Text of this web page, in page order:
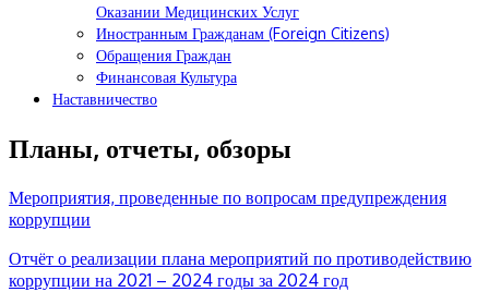
Оказании Медицинских Услуг
Иностранным Гражданам (Foreign Citizens)
Обращения Граждан
Финансовая Культура
Наставничество
Планы, отчеты, обзоры
Мероприятия, проведенные по вопросам предупреждения
коррупции
Отчёт о реализации плана мероприятий по противодействию
коррупции на 2021 – 2024 годы за 2024 год